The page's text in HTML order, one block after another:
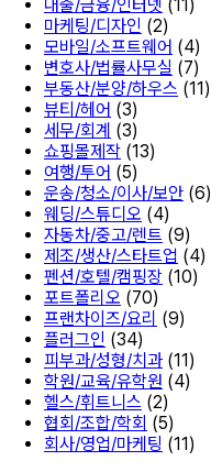
대출/금융/인터넷 (11)
마케팅/디자인 (2)
모바일/소프트웨어 (4)
변호사/법률사무실 (7)
부동산/분양/하우스 (11)
뷰티/헤어 (3)
세무/회계 (3)
쇼핑몰제작 (13)
여행/투어 (5)
운송/청소/이사/보안 (6)
웨딩/스튜디오 (4)
자동차/중고/렌트 (9)
제조/생산/스타트업 (4)
펜션/호텔/캠핑장 (10)
포트폴리오 (70)
프랜차이즈/요리 (9)
플러그인 (34)
피부과/성형/치과 (11)
학원/교육/유학원 (4)
헬스/휘트니스 (2)
협회/조합/학회 (5)
회사/영업/마케팅 (11)